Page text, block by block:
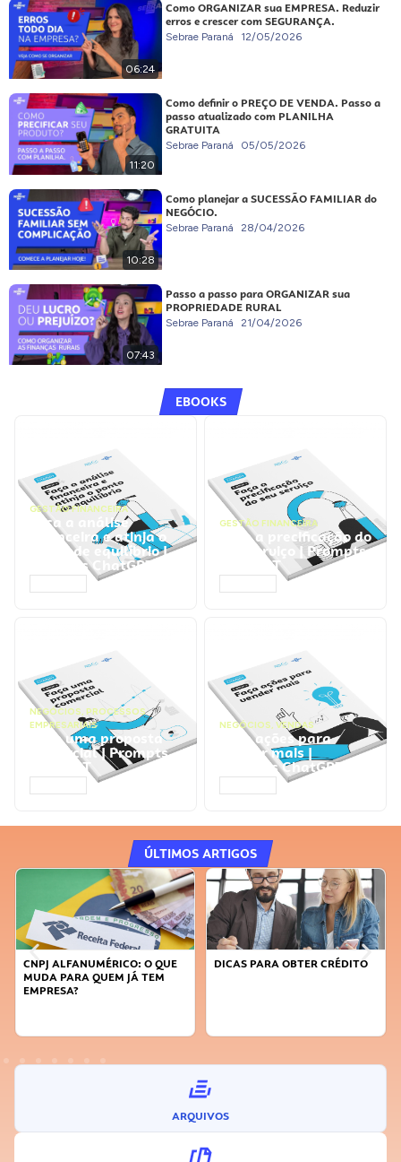
06:24
Como ORGANIZAR sua EMPRESA. Reduzir
erros e crescer com SEGURANÇA.
Sebrae Paraná 12/05/2026
11:20
Como definir o PREÇO DE VENDA. Passo a
passo atualizado com PLANILHA
GRATUITA
Sebrae Paraná 05/05/2026
10:28
Como planejar a SUCESSÃO FAMILIAR do
NEGÓCIO.
Sebrae Paraná 28/04/2026
07:43
Passo a passo para ORGANIZAR sua
PROPRIEDADE RURAL
Sebrae Paraná 21/04/2026
EBOOKS
GESTÃO FINANCEIRA
Faça a análise
financeira e atinja o
ponto de equilíbrio |
Prompts ChatGPT
GESTÃO FINANCEIRA
Faça a precificação do
seu serviço | Prompts
ChatGPT
NEGÓCIOS, PROCESSOS
EMPRESARIAIS
Faça uma proposta
comercial | Prompts
ChatGPT
NEGÓCIOS, VENDAS
Faça ações para
vender mais |
Prompts ChatGPT
ÚLTIMOS ARTIGOS
CNPJ ALFANUMÉRICO: O QUE
MUDA PARA QUEM JÁ TEM
EMPRESA?
DICAS PARA OBTER CRÉDITO
ARQUIVOS